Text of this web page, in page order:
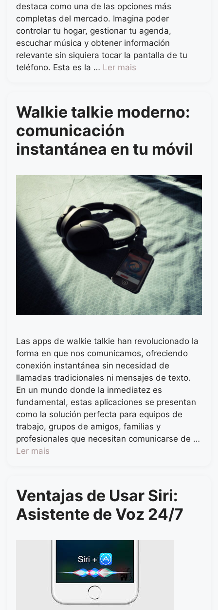
destaca como una de las opciones más
completas del mercado. Imagina poder
controlar tu hogar, gestionar tu agenda,
escuchar música y obtener información
relevante sin siquiera tocar la pantalla de tu
teléfono. Esta es la … Ler mais
Walkie talkie moderno:
comunicación
instantánea en tu móvil
Las apps de walkie talkie han revolucionado la
forma en que nos comunicamos, ofreciendo
conexión instantánea sin necesidad de
llamadas tradicionales ni mensajes de texto.
En un mundo donde la inmediatez es
fundamental, estas aplicaciones se presentan
como la solución perfecta para equipos de
trabajo, grupos de amigos, familias y
profesionales que necesitan comunicarse de …
Ler mais
Ventajas de Usar Siri:
Asistente de Voz 24/7